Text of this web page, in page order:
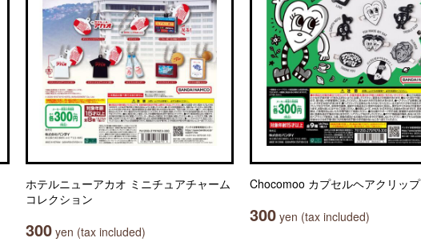
ホテルニューアカオ ミニチュアチャーム
コレクション
300 yen (tax included)
Chocomoo カプセルヘアクリップ
300 yen (tax included)